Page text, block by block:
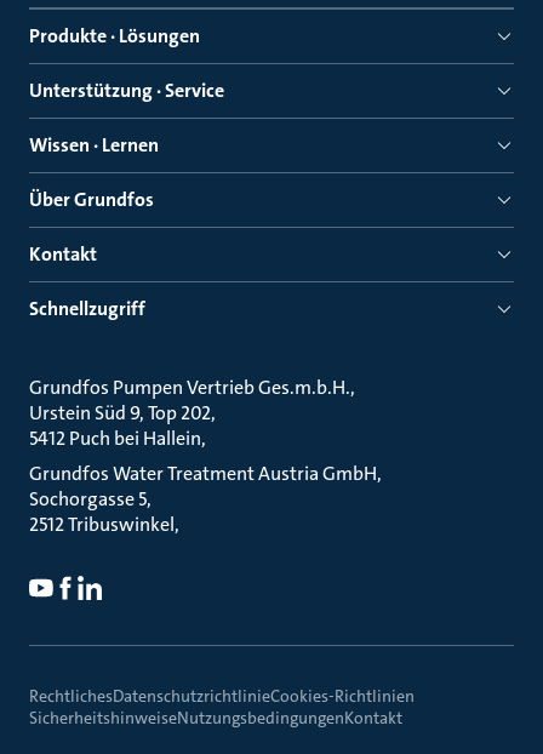
Produkte · Lösungen
Unterstützung · Service
Wissen · Lernen
Über Grundfos
Kontakt
Schnellzugriff
Grundfos Pumpen Vertrieb Ges.m.b.H.
Urstein Süd 9, Top 202
5412 Puch bei Hallein
Grundfos Water Treatment Austria GmbH
Sochorgasse 5
2512 Tribuswinkel
RechtlichesDatenschutzrichtlinieCookies-Richtlinien
SicherheitshinweiseNutzungsbedingungenKontakt